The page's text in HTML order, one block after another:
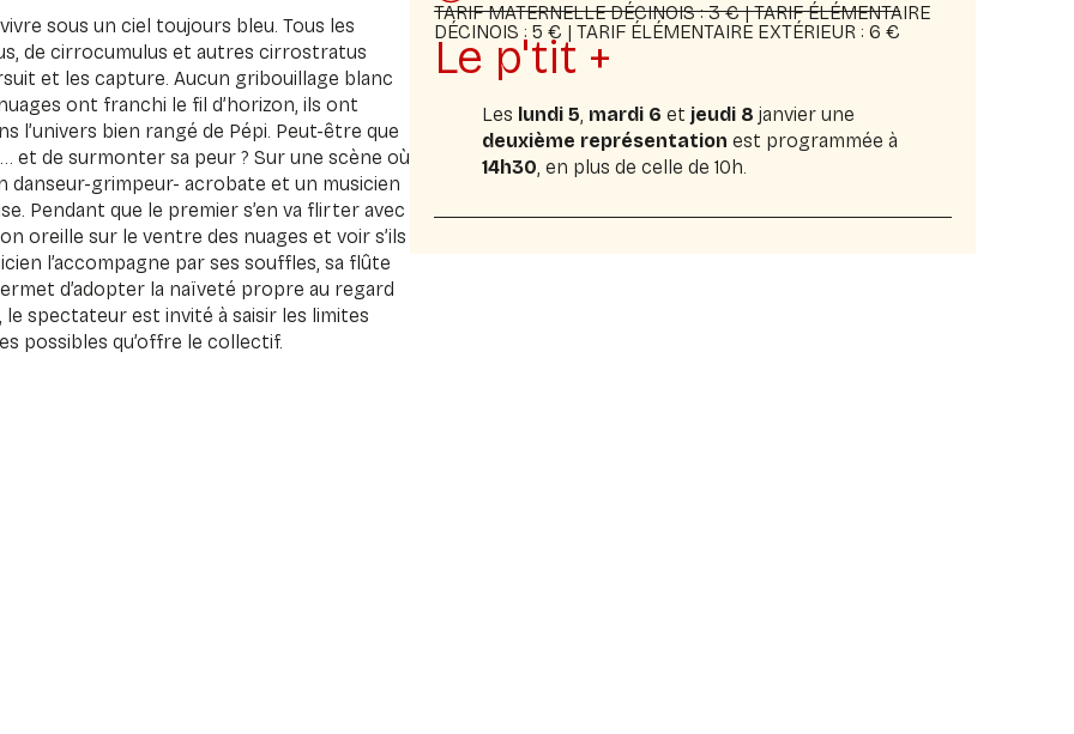
sous un ciel toujours bleu. Tous les
de cirrocumulus et autres cirrostratus
et les capture. Aucun gribouillage blanc
ont franchi le fil d’horizon, ils ont
l’univers bien rangé de Pépi. Peut-être que
et de surmonter sa peur ? Sur une scène où
danseur-grimpeur- acrobate et un musicien
Pendant que le premier s’en va flirter avec
oreille sur le ventre des nuages et voir s’ils
l’accompagne par ses souffles, sa flûte
d’adopter la naïveté propre au regard
spectateur est invité à saisir les limites
possibles qu’offre le collectif.
TARIF MATERNELLE DÉCINOIS : 3 € | TARIF ÉLÉMENTAIRE
DÉCINOIS : 5 € | TARIF ÉLÉMENTAIRE EXTÉRIEUR : 6 €
Le p'tit +
Les lundi 5, mardi 6 et jeudi 8 janvier une
deuxième représentation est programmée à
14h30, en plus de celle de 10h.